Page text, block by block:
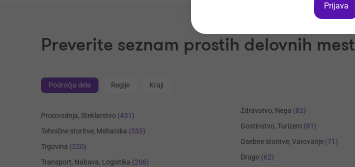
Preverite seznam prostih delovnih mest
Področja dela Regije Kraji
Proizvodnja, Steklarstvo (431)
Tehnične storitve, Mehanika (335)
Trgovina (220)
Transport, Nabava, Logistika (206)
Zdravstvo, Nega (82)
Gostinstvo, Turizem (81)
Osebne storitve, Varovanje (71)
Drugo (62)
Prijava